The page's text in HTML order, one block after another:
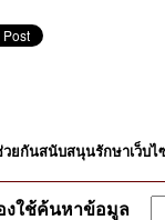
วยกันสนับสนุนรักษาเว็บ
งใช้ค้นหาข้อมูล